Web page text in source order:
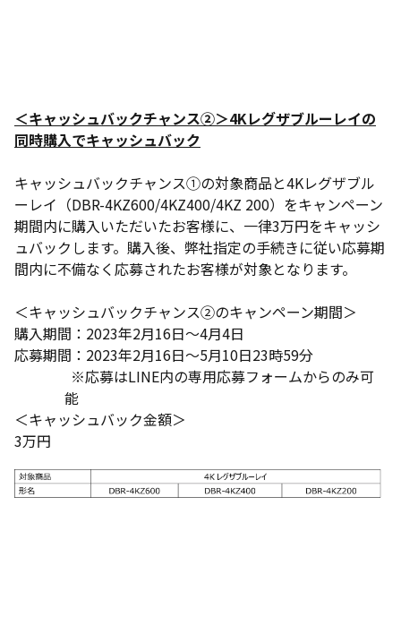
＜キャッシュバックチャンス②＞4Kレグザブルーレイの
同時購入でキャッシュバック
キャッシュバックチャンス①の対象商品と4Kレグザブル
ーレイ（DBR-4KZ600/4KZ400/4KZ 200）をキャンペーン
期間内に購入いただいたお客様に、一律3万円をキャッシ
ュバックします。購入後、弊社指定の手続きに従い応募期
間内に不備なく応募されたお客様が対象となります。
＜キャッシュバックチャンス②のキャンペーン期間＞
購入期間：2023年2月16日～4月4日
応募期間：2023年2月16日～5月10日23時59分
※応募はLINE内の専用応募フォームからのみ可
能
＜キャッシュバック金額＞
3万円